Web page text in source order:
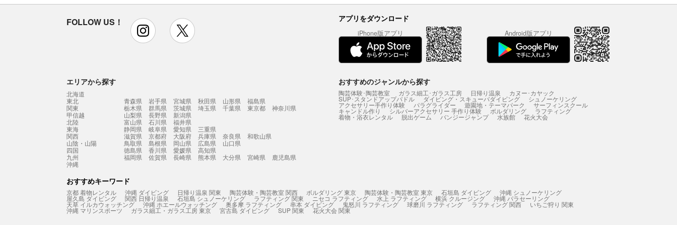
FOLLOW US！ instagram アプリをダウンロード
iPhone版アプリ Android版アプリ
エリアから探す
北海道
東北
青森県 岩手県 宮城県 秋田県 山形県
福島県
関東
栃木県 群馬県 茨城県 埼玉県 千葉県 東京都
神奈川県
甲信越
山梨県 長野県
新潟県
北陸
富山県 石川県
福井県
東海
静岡県 岐阜県 愛知県
三重県
関西
滋賀県 京都府 大阪府 兵庫県 奈良県
和歌山県
山陰・山陽
鳥取県 島根県 岡山県 広島県
山口県
四国
徳島県 香川県 愛媛県
高知県
九州
福岡県 佐賀県 長崎県 熊本県 大分県 宮崎県
鹿児島県
沖縄
おすすめのジャンルから探す
陶芸体験･陶芸教室 ガラス細工･ガラス工房 日帰り温泉 カヌー･カヤック
SUP･スタンドアップパドル ダイビング・スキューバダイビング シュノーケリング
アクセサリー手作り体験 パラグライダー 遊園地・テーマパーク サーフィンスクール
キャンドル作り シルバーアクセサリー 手作り体験 ボルダリング ラフティング
着物・浴衣レンタル 脱出ゲーム バンジージャンプ 水族館 花火大会
おすすめキーワード
京都 着物レンタル 沖縄 ダイビング 日帰り温泉 関東 陶芸体験・陶芸教室 関西 ボルダリング 東京 陶芸体験・陶芸教室 東京 石垣島 ダイビング 沖縄 シュノーケリング
屋久島 ダイビング 関西 日帰り温泉 石垣島 シュノーケリング ラフティング 関東 ニセコ ラフティング 水上 ラフティング 横浜 クルージング 沖縄 パラセーリング
天草 イルカウォッチング 沖縄 ホエールウォッチング 奥多摩 ラフティング 串本 ダイビング 鬼怒川 ラフティング 球磨川 ラフティング ラフティング 関西 いちご狩り 関東
沖縄 マリンスポーツ ガラス細工・ガラス工房 東京 宮古島 ダイビング SUP 関東 花火大会 関東